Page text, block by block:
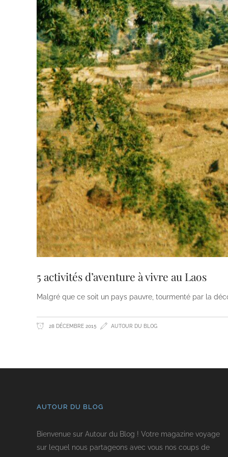
5 activités d’aventure à vivre au Laos
Malgré que ce soit un pays pauvre, tourmenté par la
28 DÉCEMBRE 2015 AUTOUR DU BLOG
AUTOUR DU BLOG
Bienvenue sur Autour du Blog ! Votre magazine voyage
sur lequel nous partageons avec vous nos coups de